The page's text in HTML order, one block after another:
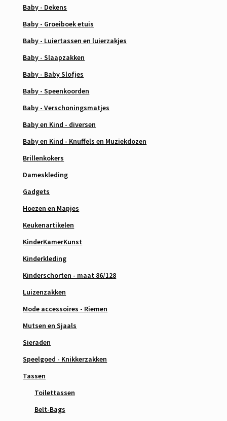
Baby - Dekens
Baby - Groeiboek etuis
Baby - Luiertassen en luierzakjes
Baby - Slaapzakken
Baby - Baby Slofjes
Baby - Speenkoorden
Baby - Verschoningsmatjes
Baby en Kind - diversen
Baby en Kind - Knuffels en Muziekdozen
Brillenkokers
Dameskleding
Gadgets
Hoezen en Mapjes
Keukenartikelen
KinderKamerKunst
Kinderkleding
Kinderschorten - maat 86/128
Luizenzakken
Mode accessoires - Riemen
Mutsen en Sjaals
Sieraden
Speelgoed - Knikkerzakken
Tassen
Toilettassen
Belt-Bags